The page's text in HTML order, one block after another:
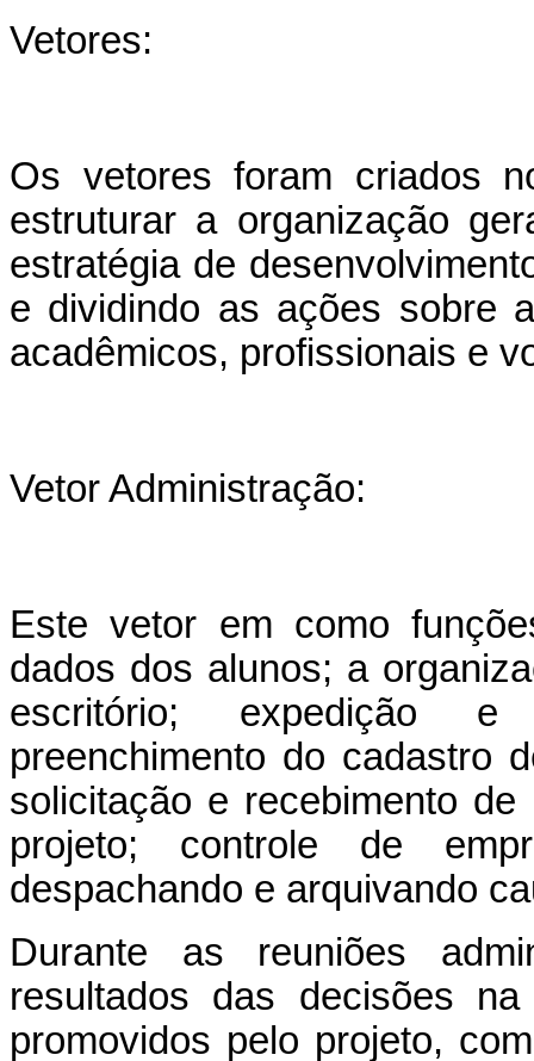
Vetores:
Os vetores foram criados
estruturar a organização
estratégia de
e dividindo as ações sobre
acadêmicos, profissionais e
Vetor Administração:
Este vetor em como
dados dos alunos; a
escritório; expedição e
preenchimento do cadastro
solicitação e recebimento
projeto; controle de
despachando e arquivando
Durante as reuniões
resultados das decisões
promovidos pelo projeto,